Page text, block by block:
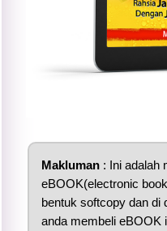
Makluman : Ini adalah
eBOOK(electronic
bentuk softcopy dan di
anda membeli eBOOK